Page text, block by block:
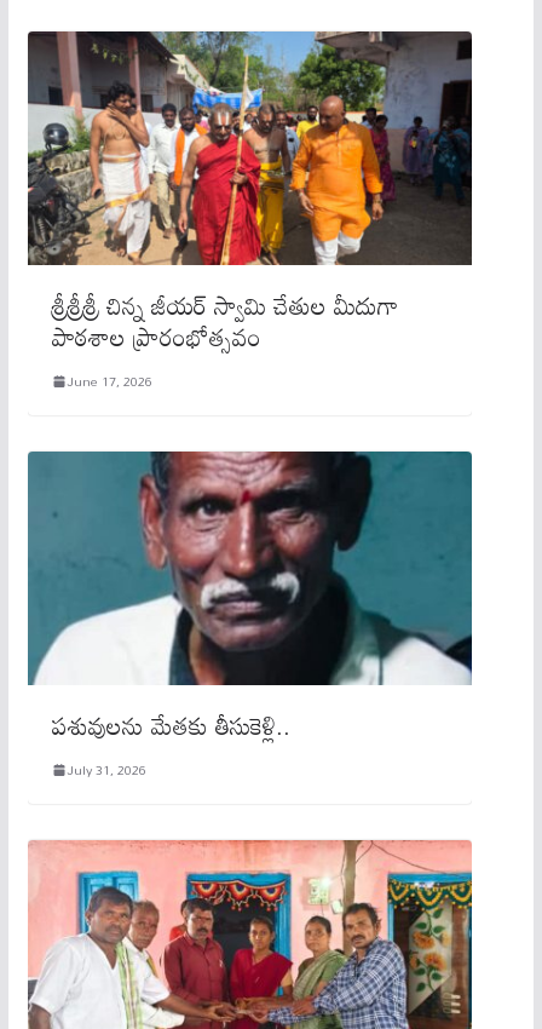
శ్రీశ్రీశ్రీ చిన్న జీయర్ స్వామి చేతుల మీదుగా
పాఠశాల ప్రారంభోత్సవం
June 17, 2026
పశువులను మేతకు తీసుకెళ్లి..
July 31, 2026